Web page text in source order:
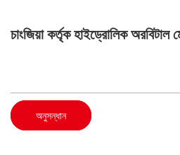
চাংজিয়া কর্তৃক হাইড্রোলিক অরবিটাল
অনুসন্ধান